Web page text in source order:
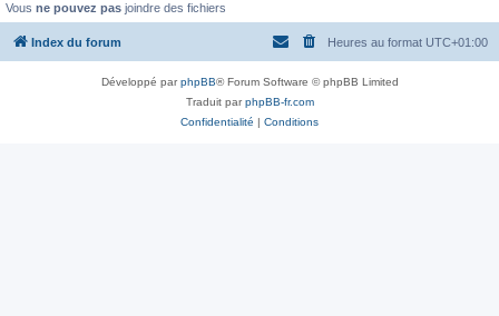
Vous ne pouvez pas joindre des fichiers
Index du forum Heures au format UTC+01:00
Développé parphpBB® Forum Software © phpBB Limited
Traduit parphpBB-fr.com
Confidentialité | Conditions